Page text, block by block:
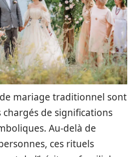
mariage traditionnel sont
chargés de significations
Au-delà de
ces rituels